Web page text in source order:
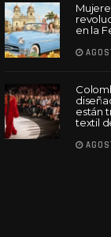
en la
están
textil